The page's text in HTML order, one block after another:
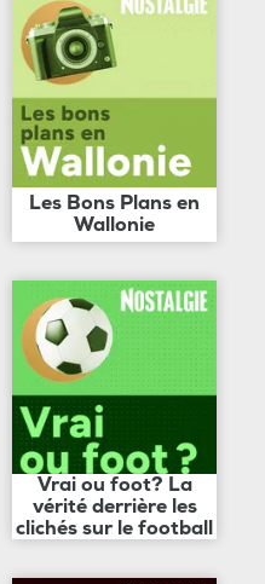
Les Bons Plans en
Wallonie
Vrai ou foot? La
vérité derrière les
clichés sur le football